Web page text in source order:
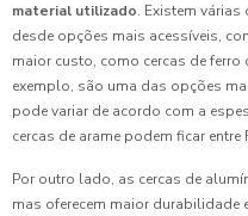
material utilizado. Existem
desde opções mais acessíveis,
maior custo, como cercas de
exemplo, são uma das opções
pode variar de acordo com a
cercas de arame podem ficar
Por outro lado, as cercas de
mas oferecem maior durabilidade